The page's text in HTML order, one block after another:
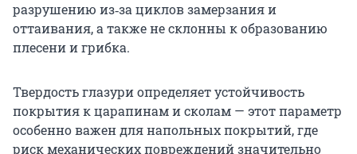
разрушению из‑за циклов замерзания и
оттаивания, а также не склонны к образованию
плесени и грибка.
Твердость глазури определяет устойчивость
покрытия к царапинам и сколам — этот параметр
особенно важен для напольных покрытий, где
риск механических повреждений значительно